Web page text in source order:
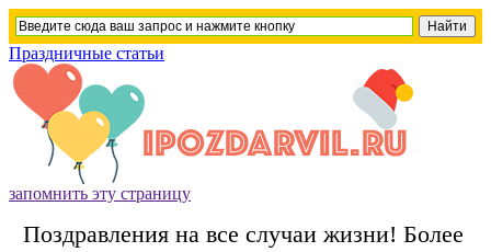
Праздничные статьи
запомнить эту страницу
Поздравления на все случаи жизни! Более